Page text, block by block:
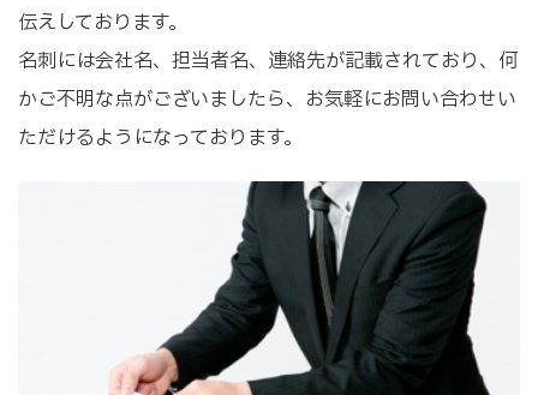
伝えしております。
名刺には会社名、担当者名、連絡先が記載されており、何
かご不明な点がございましたら、お気軽にお問い合わせい
ただけるようになっております。